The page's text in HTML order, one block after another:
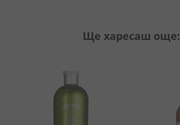
Ще харесаш още: